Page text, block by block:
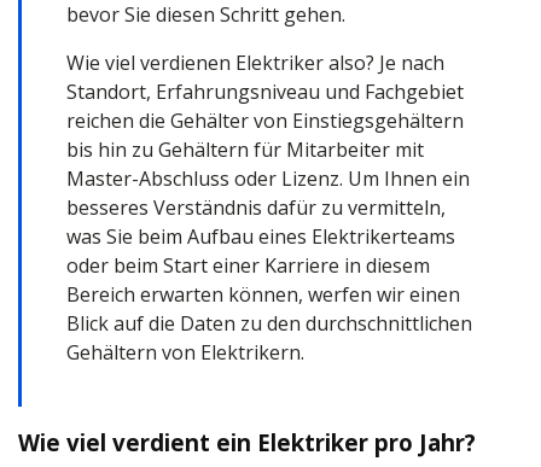
bevor Sie diesen Schritt gehen.
Wie viel verdienen Elektriker also? Je nach
Standort, Erfahrungsniveau und Fachgebiet
reichen die Gehälter von Einstiegsgehältern
bis hin zu Gehältern für Mitarbeiter mit
Master-Abschluss oder Lizenz. Um Ihnen ein
besseres Verständnis dafür zu vermitteln,
was Sie beim Aufbau eines Elektrikerteams
oder beim Start einer Karriere in diesem
Bereich erwarten können, werfen wir einen
Blick auf die Daten zu den durchschnittlichen
Gehältern von Elektrikern.
Wie viel verdient ein Elektriker pro Jahr?